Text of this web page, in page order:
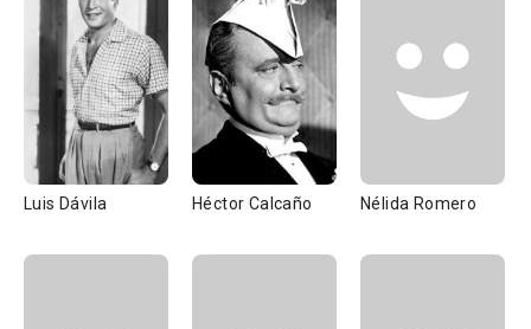
Luis Dávila Héctor Calcaño Nélida Romero